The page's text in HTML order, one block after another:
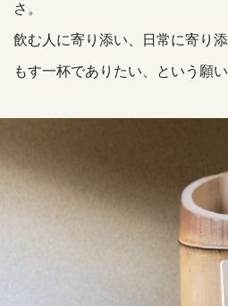
さ。
飲む人に寄り添い、日常に寄り
もす一杯でありたい、という願い